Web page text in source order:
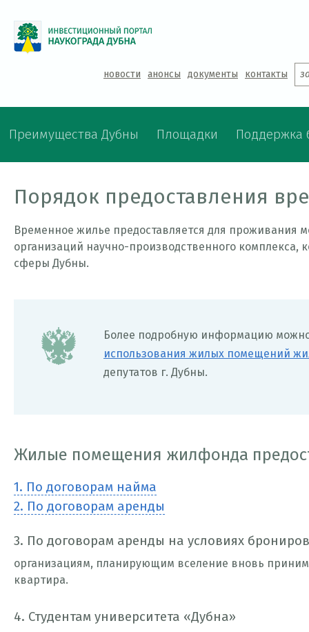
новости анонсы документы контакты
Преимущества Дубны Площадки Поддержка
Порядок предоставления
Временное жилье предоставляется для
организаций научно-производственного
сферы Дубны.
Более подробную информацию
использования жилых помещений
депутатов г. Дубны.
Жилые помещения жилфонда
1. По договорам найма
2. По договорам аренды
3. По договорам аренды на условиях
организациям, планирующим вселение вновь
квартира.
4. Студентам университета «Дубна»